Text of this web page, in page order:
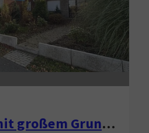
Gaststätte mit großem Grundstück in Langenberg